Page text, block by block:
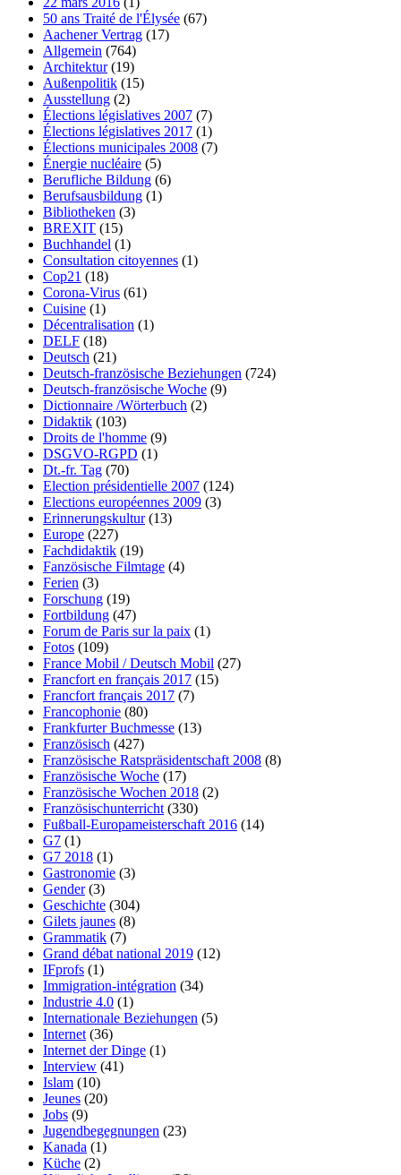
50 ans Traité de l'Élysée (67)
Aachener Vertrag (17)
Allgemein (764)
Architektur(19)
Außenpolitik (15)
Ausstellung (2)
Élections législatives 2007 (7)
Élections législatives 2017 (1)
Élections municipales 2008 (7)
Énergie nucléaire (5)
Berufliche Bildung (6)
Berufsausbildung (1)
Bibliotheken (3)
BREXIT (15)
Buchhandel (1)
Consultation citoyennes (1)
Cop21 (18)
Corona-Virus (61)
Cuisine (1)
Décentralisation (1)
DELF (18)
Deutsch (21)
Deutsch-französische Beziehungen (724)
Deutsch-französische Woche (9)
Dictionnaire /Wörterbuch (2)
Didaktik (103)
Droits de l'homme (9)
DSGVO-RGPD (1)
Dt.-fr. Tag (70)
Election présidentielle 2007 (124)
Elections européennes 2009 (3)
Erinnerungskultur(13)
Europe (227)
Fachdidaktik (19)
Fanzösische Filmtage (4)
Ferien (3)
Forschung (19)
Fortbildung (47)
Forum de Paris sur la paix (1)
Fotos (109)
France Mobil / Deutsch Mobil (27)
Francfort en français 2017 (15)
Francfort français 2017 (7)
Francophonie (80)
Frankfurter Buchmesse (13)
Französisch (427)
Französische Ratspräsidentschaft 2008 (8)
Französische Woche (17)
Französische Wochen 2018 (2)
Französischunterricht(330)
Fußball-Europameisterschaft 2016 (14)
G7 (1)
G7 2018 (1)
Gastronomie (3)
Gender(3)
Geschichte (304)
Gilets jaunes (8)
Grammatik (7)
Grand débat national 2019 (12)
IFprofs (1)
Immigration-intégration (34)
Industrie 4.0 (1)
Internationale Beziehungen (5)
Internet(36)
Internet der Dinge (1)
Interview (41)
Islam (10)
Jeunes (20)
Jobs (9)
Jugendbegegnungen (23)
Kanada (1)
Küche (2)